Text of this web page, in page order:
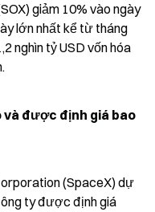
giảm 10% vào ngày
lớn nhất kể từ tháng
nghìn tỷ USD vốn hóa
và được định giá bao
(SpaceX) dự
ty được định giá